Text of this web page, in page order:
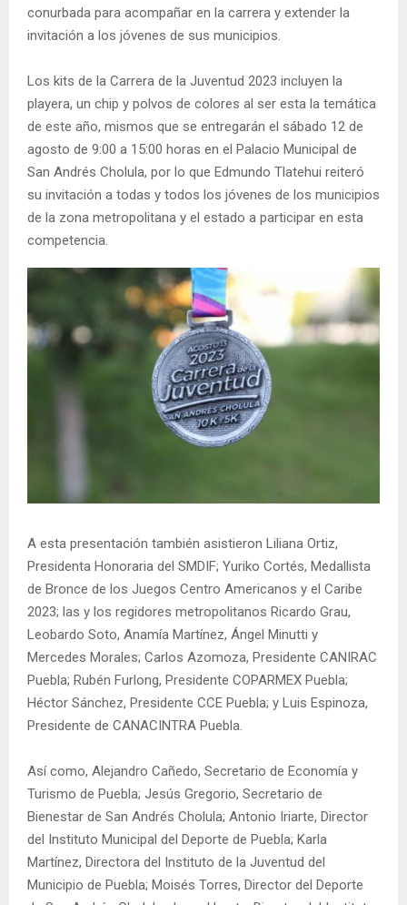
conurbada para acompañar en la carrera y extender la
invitación a los jóvenes de sus municipios.
Los kits de la Carrera de la Juventud 2023 incluyen la
playera, un chip y polvos de colores al ser esta la temática
de este año, mismos que se entregarán el sábado 12 de
agosto de 9:00 a 15:00 horas en el Palacio Municipal de
San Andrés Cholula, por lo que Edmundo Tlatehui reiteró
su invitación a todas y todos los jóvenes de los municipios
de la zona metropolitana y el estado a participar en esta
competencia.
A esta presentación también asistieron Liliana Ortiz,
Presidenta Honoraria del SMDIF; Yuriko Cortés, Medallista
de Bronce de los Juegos Centro Americanos y el Caribe
2023; las y los regidores metropolitanos Ricardo Grau,
Leobardo Soto, Anamía Martínez, Ángel Minutti y
Mercedes Morales; Carlos Azomoza, Presidente CANIRAC
Puebla; Rubén Furlong, Presidente COPARMEX Puebla;
Héctor Sánchez, Presidente CCE Puebla; y Luis Espinoza,
Presidente de CANACINTRA Puebla.
Así como, Alejandro Cañedo, Secretario de Economía y
Turismo de Puebla; Jesús Gregorio, Secretario de
Bienestar de San Andrés Cholula; Antonio Iriarte, Director
del Instituto Municipal del Deporte de Puebla; Karla
Martínez, Directora del Instituto de la Juventud del
Municipio de Puebla; Moisés Torres, Director del Deporte